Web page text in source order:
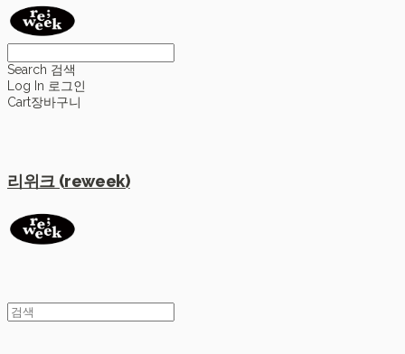
Search 검색
Log In 로그인
Cart장바구니
리위크 (reweek)